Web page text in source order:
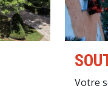
Votre